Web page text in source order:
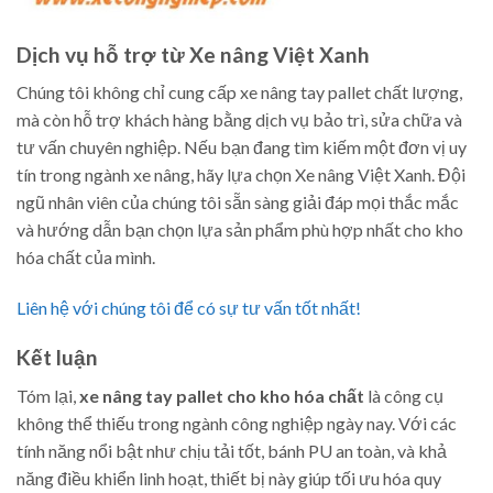
Dịch vụ hỗ trợ từ Xe nâng Việt Xanh
Chúng tôi không chỉ cung cấp xe nâng tay pallet chất lượng,
mà còn hỗ trợ khách hàng bằng dịch vụ bảo trì, sửa chữa và
tư vấn chuyên nghiệp. Nếu bạn đang tìm kiếm một đơn vị uy
tín trong ngành xe nâng, hãy lựa chọn Xe nâng Việt Xanh. Đội
ngũ nhân viên của chúng tôi sẵn sàng giải đáp mọi thắc mắc
và hướng dẫn bạn chọn lựa sản phẩm phù hợp nhất cho kho
hóa chất của mình.
Liên hệ với chúng tôi để có sự tư vấn tốt nhất!
Kết luận
Tóm lại, xe nâng tay pallet cho kho hóa chất là công cụ
không thể thiếu trong ngành công nghiệp ngày nay. Với các
tính năng nổi bật như chịu tải tốt, bánh PU an toàn, và khả
năng điều khiển linh hoạt, thiết bị này giúp tối ưu hóa quy